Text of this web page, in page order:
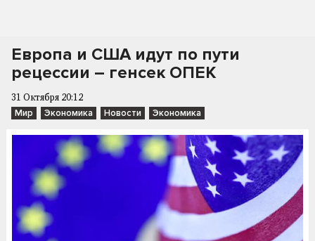
Европа и США идут по пути
рецессии – генсек ОПЕК
31 Октября 20:12
Мир Экономика Новости Экономика